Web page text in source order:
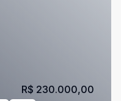
R$ 230.000,00